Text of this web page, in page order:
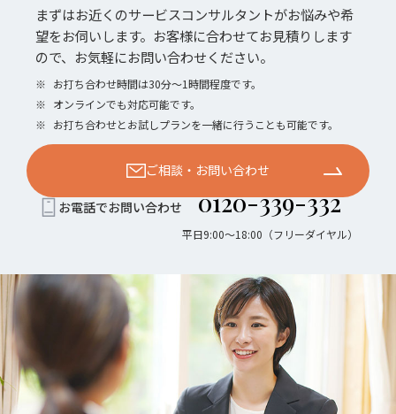
まずはお近くのサービスコンサルタントがお悩みや希
望をお伺いします。お客様に合わせてお見積りします
ので、お気軽にお問い合わせください。
※ お打ち合わせ時間は30分〜1時間程度です。
※ オンラインでも対応可能です。
※ お打ち合わせとお試しプランを一緒に行うことも可能です。
ご相談・お問い合わせ
お電話でお問い合わせ 0120-339-332
平日9:00〜18:00（フリーダイヤル）